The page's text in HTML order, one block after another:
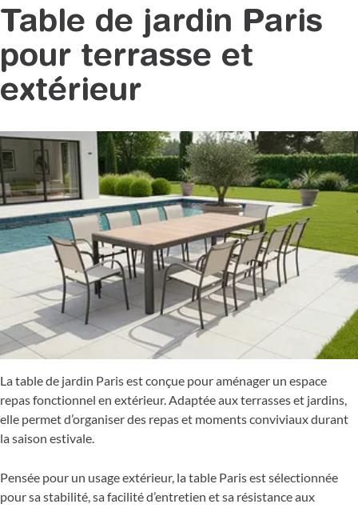
Table de jardin Paris
pour terrasse et
extérieur
La table de jardin Paris est conçue pour aménager un espace
repas fonctionnel en extérieur. Adaptée aux terrasses et jardins,
elle permet d’organiser des repas et moments conviviaux durant
la saison estivale.
Pensée pour un usage extérieur, la table Paris est sélectionnée
pour sa stabilité, sa facilité d’entretien et sa résistance aux